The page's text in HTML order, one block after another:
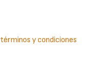
términos y condiciones